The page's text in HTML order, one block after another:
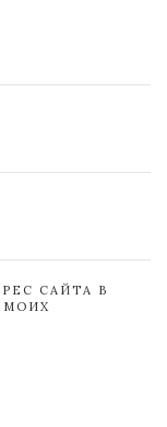
САЙТА В
МОИХ